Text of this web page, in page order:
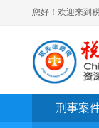
您好！欢迎来到
刑事案